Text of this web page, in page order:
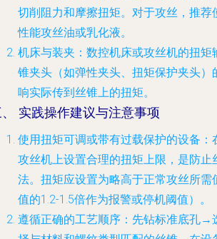
切削阻力和摩擦扭矩。对于攻丝，推荐
性能攻丝油或乳化液。
机床与装夹 ：数控机床或攻丝机的扭
锥夹头（如弹性夹头、扭矩保护夹头）
响实际传到丝锥上的扭矩。
实践操作建议与注意事项
使用扭矩可调或带有过载保护的设备
攻丝机上设置合理的扭矩上限，是防止
法。扭矩应设置为略高于正常攻丝所
值的1.2-1.5倍作为报警或停机阈值）。
遵循正确的工艺顺序 ：先钻标准底孔